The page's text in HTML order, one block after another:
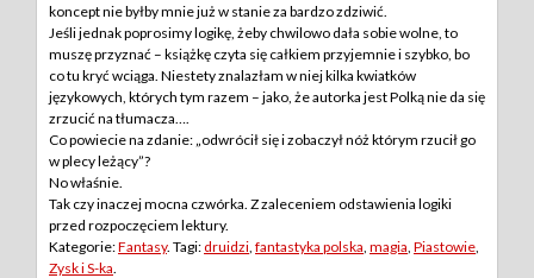
koncept nie byłby mnie już w stanie za bardzo zdziwić.
Jeśli jednak poprosimy logikę, żeby chwilowo dała sobie wolne, to
muszę przyznać – książkę czyta się całkiem przyjemnie i szybko, bo
co tu kryć wciąga. Niestety znalazłam w niej kilka kwiatków
językowych, których tym razem – jako, że autorka jest Polką nie da się
zrzucić na tłumacza….
Co powiecie na zdanie: „odwrócił się i zobaczył nóż którym rzucił go
w plecy leżący”?
No właśnie.
Tak czy inaczej mocna czwórka. Z zaleceniem odstawienia logiki
przed rozpoczęciem lektury.
Kategorie:Fantasy. Tagi: druidzi fantastyka polska magia Piastowie
Zysk i S-ka